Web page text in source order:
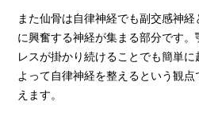
また仙骨は自律神経でも副交感神
に興奮する神経が集まる部分です
レスが掛かり続けることでも簡単に
よって自律神経を整えるという観
えます。